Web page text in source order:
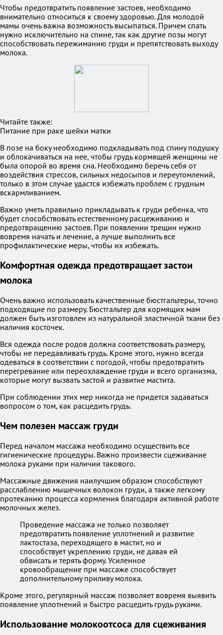
Чтобы предотвратить появление застоев, необходимо
внимательно относиться к своему здоровью. Для молодой
мамы очень важна возможность высыпаться. Причем спать
нужно исключительно на спине, так как другие позы могут
способствовать пережиманию груди и препятствовать выходу
молока.
Читайте также:
Питание при раке шейки матки
В позе на боку необходимо подкладывать под спину подушку
и облокачиваться на нее, чтобы грудь кормящей женщины не
была опорой во время сна. Необходимо беречь себя от
воздействия стрессов, сильных недосыпов и переутомлений,
только в этом случае удастся избежать проблем с грудным
вскармливанием.
Важно уметь правильно прикладывать к груди ребенка, что
будет способствовать естественному расцеживанию и
предотвращению застоев. При появлении трещин нужно
вовремя начать и лечение, а лучше выполнить все
профилактические меры, чтобы их избежать.
Комфортная одежда предотвращает застои
молока
Очень важно использовать качественные бюстгальтеры, точно
подходящие по размеру. Бюстгальтер для кормящих мам
должен быть изготовлен из натуральной эластичной ткани без
наличия косточек.
Вся одежда после родов должна соответствовать размеру,
чтобы не передавливать грудь. Кроме этого, нужно всегда
одеваться в соответствии с погодой, чтобы предотвратить
перегревание или переохлаждение груди и всего организма,
которые могут вызвать застой и развитие мастита.
При соблюдении этих мер никогда не придется задаваться
вопросом о том, как расцедить грудь.
Чем полезен массаж груди
Перед началом массажа необходимо осуществить все
гигиенические процедуры. Важно произвести сцеживание
молока руками при наличии такового.
Массажные движения наилучшим образом способствуют
расслаблению мышечных волокон груди, а также легкому
протеканию процесса кормления благодаря активной работе
молочных желез.
Проведение массажа не только позволяет
предотвратить появление уплотнений и развитие
лактостаза, переходящего в мастит, но и
способствует укреплению груди, не давая ей
обвисать и терять форму. Усиленное
кровообращение при массаже способствует
дополнительному приливу молока.
Кроме этого, регулярный массаж позволяет вовремя выявить
появление уплотнений и быстро расцедить грудь руками.
Использование молокоотсоса для сцеживания